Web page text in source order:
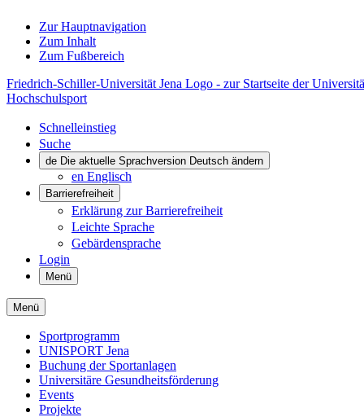
Zur Hauptnavigation
Zum Inhalt
Zum Fußbereich
Friedrich-Schiller-Universität Jena Logo - zur Startseite der
Hochschulsport
Schnelleinstieg
Suche
de Die aktuelle Sprachversion Deutsch ändern
en Englisch
Barrierefreiheit
Erklärung zur Barrierefreiheit
Leichte Sprache
Gebärdensprache
Login
Menü
Menü
Sportprogramm
UNISPORT Jena
Buchung der Sportanlagen
Universitäre Gesundheitsförderung
Events
Projekte